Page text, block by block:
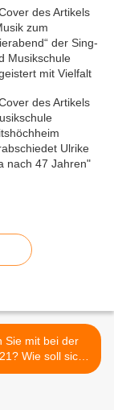
Sie mit bei der
Wie soll sich
entwickeln?